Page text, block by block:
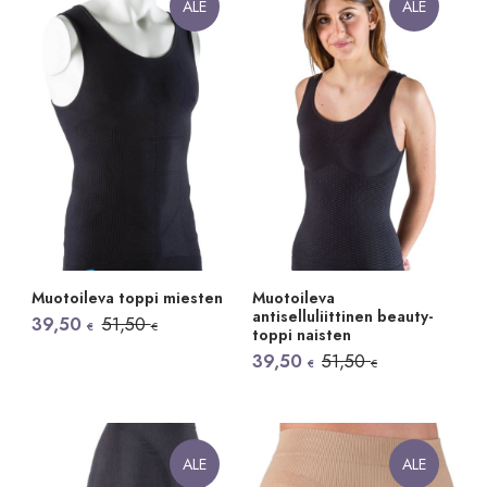
ALE
Muotoileva toppi miesten
51,50€
Alkuperäinen
hinta
39,50€
Nykyinen
hinta
ALE
Muotoileva
antiselluliittinen beauty-
toppi naisten
51,50€
Alkuperäinen
hinta
39,50 €
Nykyinen
hinta
ALE ALE